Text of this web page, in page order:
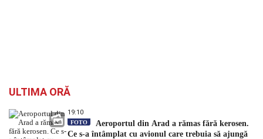
ULTIMA ORĂ
19:10
FOTO
Aeroportul din Arad a rămas fără kerosen.
Ce s-a întâmplat cu avionul care trebuia să ajungă